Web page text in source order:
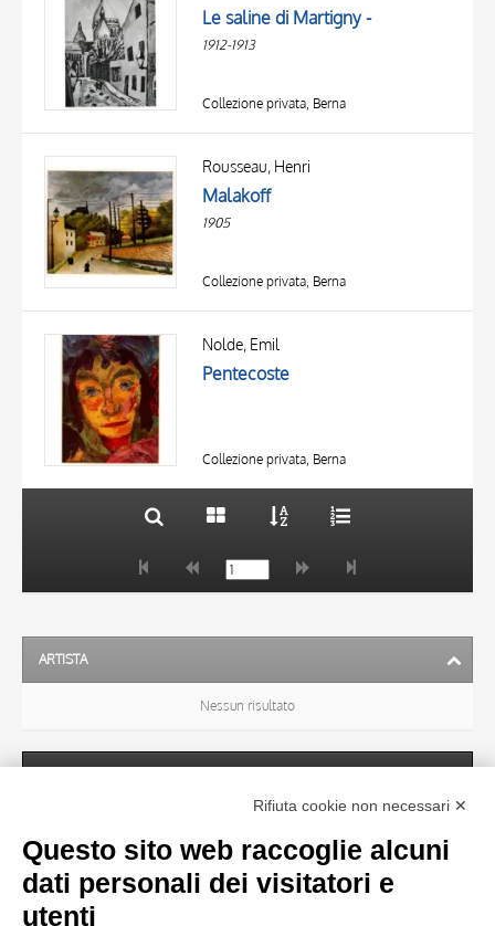
Le saline di Martigny -
1912-1913
Collezione privata, Berna
Rousseau, Henri
Malakoff
1905
Collezione privata, Berna
Nolde, Emil
Pentecoste
Collezione privata, Berna
TITOLO
ARTISTA
Nessun risultato
OGGETTO
LOCALIZZAZIONE
Rifiuta cookie non necessari ✕
Questo sito web raccoglie alcuni
dati personali dei visitatori e
utenti